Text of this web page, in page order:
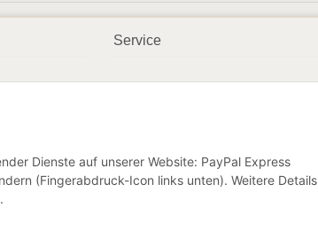
Service
Geschenkgutscheine
Dienste auf unserer Website: PayPal Express
(Fingerabdruck-Icon links unten). Weitere Details
.